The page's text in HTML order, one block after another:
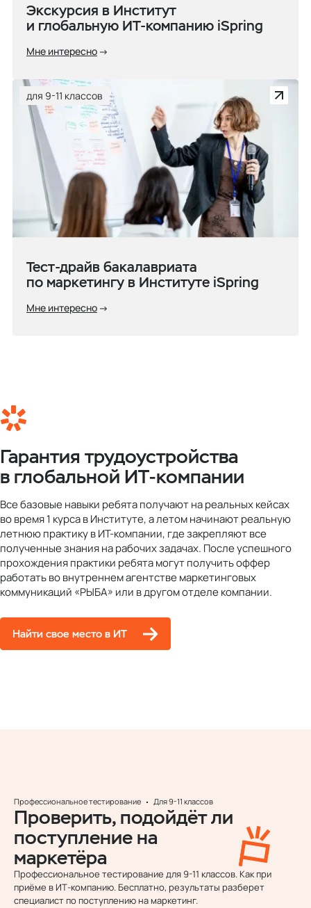
Экскурсия в Институт
и глобальную ИТ-компанию iSpring
Мне интересно
для 9-11 классов
Тест-драйв бакалавриата
по маркетингу в Институте iSpring
Мне интересно
Гарантия трудоустройства
в глобальной ИТ-компании
Все базовые навыки ребята получают на реальных кейсах
во время 1 курса в Институте, а летом начинают реальную
летнюю практику в ИТ-компании, где закрепляют все
полученные знания на рабочих задачах. После успешного
прохождения практики ребята могут получить оффер
работать во внутреннем агентстве маркетинговых
коммуникаций «РЫБА» или в другом отделе компании.
Найти свое место в ИТ
Профессиональное тестирование Для 9-11 классов
Проверить, подойдёт ли
поступление на
маркетёра
Профессиональное тестирование для 9-11 классов. Как при
приёме в ИТ‑компанию. Бесплатно, результаты разберет
специалист по поступлению на маркетинг.